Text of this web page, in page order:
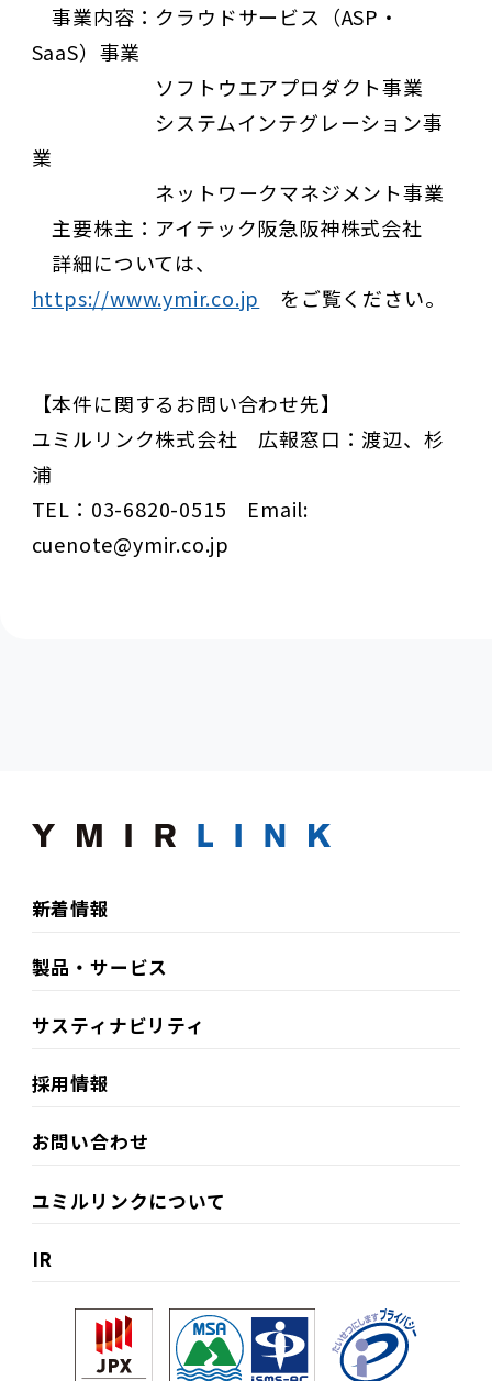
事業内容：クラウドサービス（ASP・
SaaS）事業
ソフトウエアプロダクト事業
システムインテグレーション事
業
ネットワークマネジメント事業
主要株主：アイテック阪急阪神株式会社
詳細については、
https://www.ymir.co.jp をご覧ください。
【本件に関するお問い合わせ先】
ユミルリンク株式会社 広報窓口：渡辺、杉
浦
TEL：03-6820-0515 Email:
cuenote@ymir.co.jp
新着情報
製品・サービス
サスティナビリティ​
採用情報
お問い合わせ
ユミルリンクについて
IR